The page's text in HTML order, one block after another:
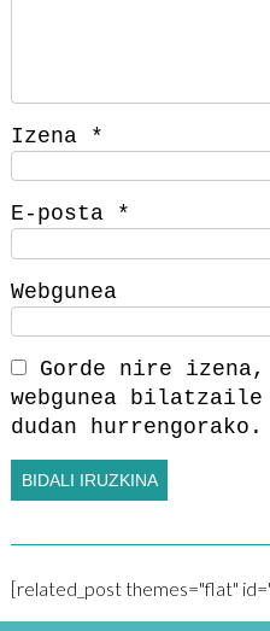
Izena *
E-posta *
Webgunea
Gorde nire
webgunea bilatzaile
dudan hurrengorako.
[related_post themes="flat"